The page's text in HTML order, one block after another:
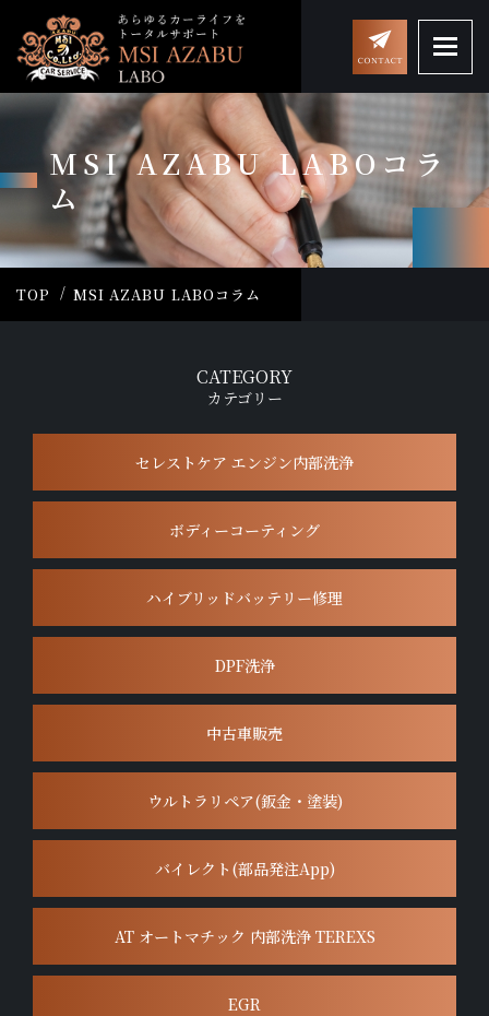
MSI AZABU LABOコラ
ム
TOP MSI AZABU LABOコラム
CATEGORY
カテゴリー
セレストケア エンジン内部洗浄
ボディーコーティング
ハイブリッドバッテリー修理
DPF洗浄
中古車販売
ウルトラリペア(鈑金・塗装)
バイレクト(部品発注App)
AT オートマチック 内部洗浄 TEREXS
EGR